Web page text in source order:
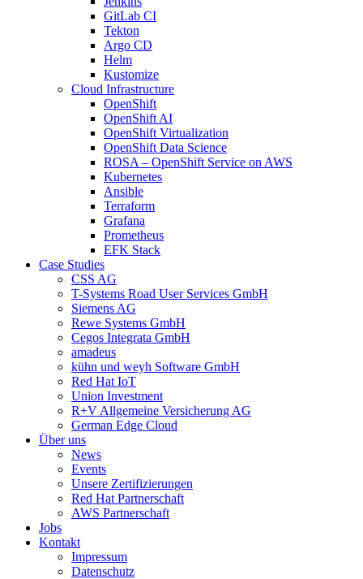
GitLab CI
Tekton
Argo CD
Helm
Kustomize
Cloud Infrastructure
OpenShift
OpenShift AI
OpenShift Virtualization
OpenShift Data Science
ROSA – OpenShift Service on AWS
Kubernetes
Ansible
Terraform
Grafana
Prometheus
EFK Stack
Case Studies
CSS AG
T-Systems Road User Services GmbH
Siemens AG
Rewe Systems GmbH
Cegos Integrata GmbH
amadeus
kühn und weyh Software GmbH
Red Hat IoT
Union Investment
R+V Allgemeine Versicherung AG
German Edge Cloud
Über uns
News
Events
Unsere Zertifizierungen
Red Hat Partnerschaft
AWS Partnerschaft
Jobs
Kontakt
Impressum
Datenschutz